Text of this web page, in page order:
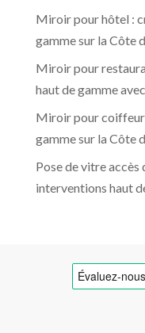
Miroir pour hôtel :
gamme sur la Côte
Miroir pour
haut de gamme
Miroir pour coiffeur
gamme sur la Côte
Pose de vitre
interventions haut